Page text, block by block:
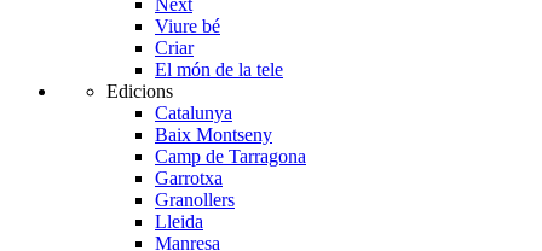
Next
Viure bé
Criar
El món de la tele
Edicions
Catalunya
Baix Montseny
Camp de Tarragona
Garrotxa
Granollers
Lleida
Manresa